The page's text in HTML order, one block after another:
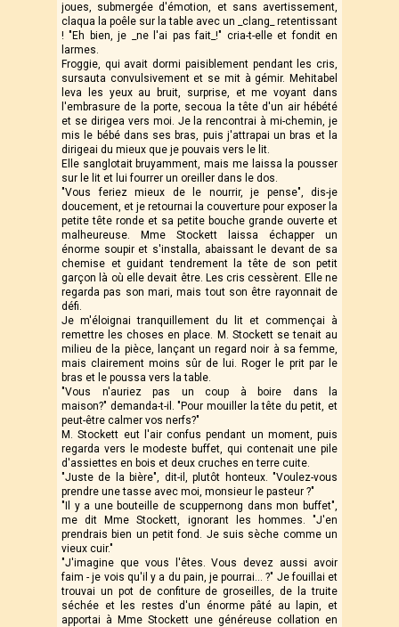
joues, submergée d'émotion, et sans avertissement,
claqua la poêle sur la table avec un _clang_ retentissant
! "Eh bien, je _ne l'ai pas fait_!" cria-t-elle et fondit en
larmes.
Froggie, qui avait dormi paisiblement pendant les cris,
sursauta convulsivement et se mit à gémir. Mehitabel
leva les yeux au bruit, surprise, et me voyant dans
l'embrasure de la porte, secoua la tête d'un air hébété
et se dirigea vers moi. Je la rencontrai à mi-chemin, je
mis le bébé dans ses bras, puis j'attrapai un bras et la
dirigeai du mieux que je pouvais vers le lit.
Elle sanglotait bruyamment, mais me laissa la pousser
sur le lit et lui fourrer un oreiller dans le dos.
"Vous feriez mieux de le nourrir, je pense", dis-je
doucement, et je retournai la couverture pour exposer la
petite tête ronde et sa petite bouche grande ouverte et
malheureuse. Mme Stockett laissa échapper un
énorme soupir et s'installa, abaissant le devant de sa
chemise et guidant tendrement la tête de son petit
garçon là où elle devait être. Les cris cessèrent. Elle ne
regarda pas son mari, mais tout son être rayonnait de
défi.
Je m'éloignai tranquillement du lit et commençai à
remettre les choses en place. M. Stockett se tenait au
milieu de la pièce, lançant un regard noir à sa femme,
mais clairement moins sûr de lui. Roger le prit par le
bras et le poussa vers la table.
"Vous n'auriez pas un coup à boire dans la
maison?" demanda-t-il. "Pour mouiller la tête du petit, et
peut-être calmer vos nerfs?"
M. Stockett eut l'air confus pendant un moment, puis
regarda vers le modeste buffet, qui contenait une pile
d'assiettes en bois et deux cruches en terre cuite.
"Juste de la bière", dit-il, plutôt honteux. "Voulez-vous
prendre une tasse avec moi, monsieur le pasteur ?"
"Il y a une bouteille de scuppernong dans mon buffet",
me dit Mme Stockett, ignorant les hommes. "J'en
prendrais bien un petit fond. Je suis sèche comme un
vieux cuir."
"J'imagine que vous l'êtes. Vous devez aussi avoir
faim - je vois qu'il y a du pain, je pourrai... ?" Je fouillai et
trouvai un pot de confiture de groseilles, de la truite
séchée et les restes d'un énorme pâté au lapin, et
apportai à Mme Stockett une généreuse collation en